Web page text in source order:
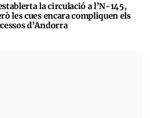
la circulació a l’N-145,
les cues encara compliquen els
d’Andorra